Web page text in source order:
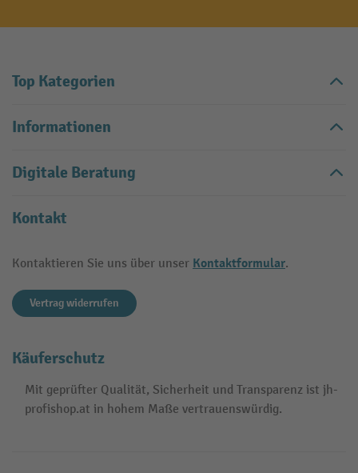
Top Kategorien
Informationen
Digitale Beratung
Kontakt
Kontaktieren Sie uns über unser Kontaktformular.
Vertrag widerrufen
Käuferschutz
Mit geprüfter Qualität, Sicherheit und Transparenz ist jh-
profishop.at in hohem Maße vertrauenswürdig.